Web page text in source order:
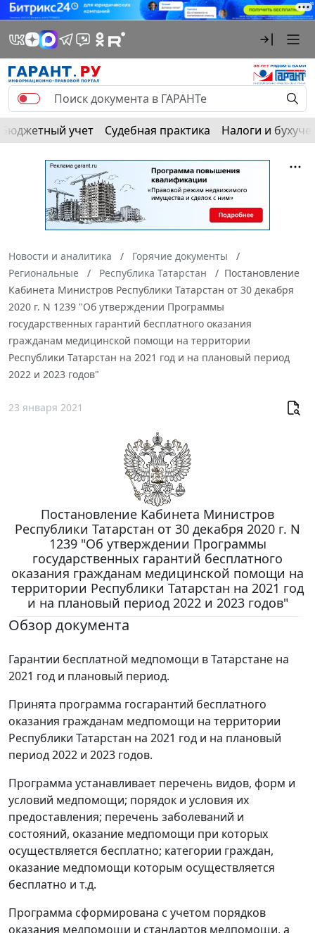
Бюджетный учет Судебная практика Налоги и
Новости и аналитика
Горячие документы
Региональные
Республика Татарстан
Постановление
Кабинета Министров Республики Татарстан от 30 декабря
2020 г. N 1239 "Об утверждении Программы
государственных гарантий бесплатного оказания
гражданам медицинской помощи на территории
Республики Татарстан на 2021 год и на плановый период
2022 и 2023 годов"
23 января 2021
Постановление Кабинета Министров
Республики Татарстан от 30 декабря 2020 г. N
1239 "Об утверждении Программы
государственных гарантий бесплатного
оказания гражданам медицинской помощи на
территории Республики Татарстан на 2021 год
и на плановый период 2022 и 2023 годов"
Обзор документа
Гарантии бесплатной медпомощи в Татарстане на
2021 год и плановый период.
Принята программа госгарантий бесплатного
оказания гражданам медпомощи на территории
Республики Татарстан на 2021 год и на плановый
период 2022 и 2023 годов.
Программа устанавливает перечень видов, форм и
условий медпомощи; порядок и условия их
предоставления; перечень заболеваний и
состояний, оказание медпомощи при которых
осуществляется бесплатно; категории граждан,
оказание медпомощи которым осуществляется
бесплатно и т.д.
Программа сформирована с учетом порядков
оказания медпомощи и стандартов медпомощи, а